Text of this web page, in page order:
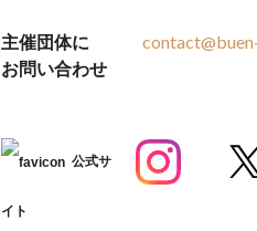
主催団体に
お問い合わせ
公式サ
イト